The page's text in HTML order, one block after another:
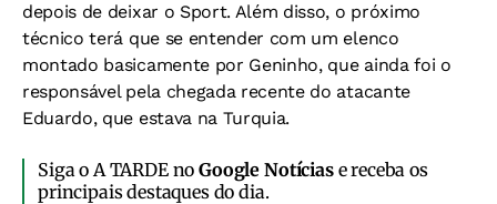
depois de deixar o Sport. Além disso, o próximo
técnico terá que se entender com um elenco
montado basicamente por Geninho, que ainda foi o
responsável pela chegada recente do atacante
Eduardo, que estava na Turquia.
Siga o A TARDE noGoogle Notíciase receba os
principais destaques do dia.